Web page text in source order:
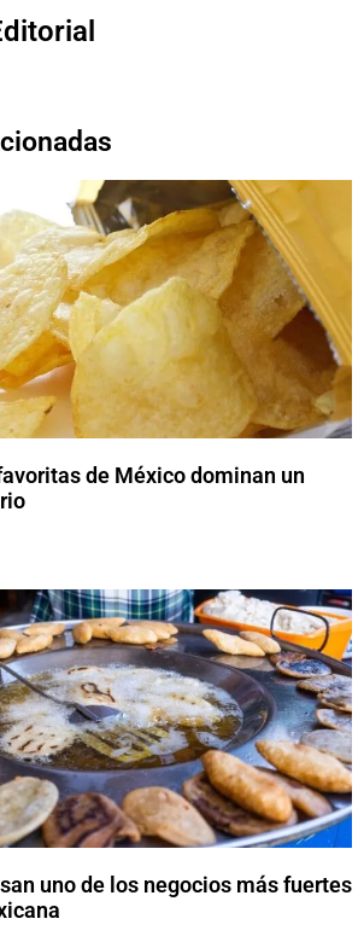
de México dominan un
uno de los negocios más fuertes